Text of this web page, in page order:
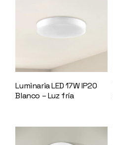
Luminaria LED 17W IP20
Blanco – Luz fría